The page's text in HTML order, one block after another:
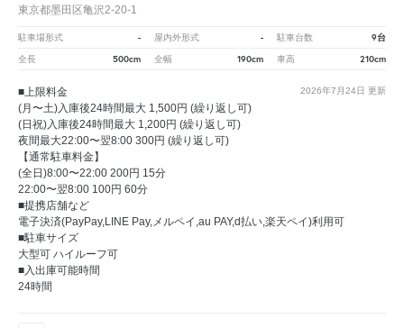
東京都墨田区亀沢2-20-1
駐車場形式 - 屋内外形式 - 駐車台数 9台
全長 500cm 全幅 190cm 車高 210cm
2026年7月24日 更新
■上限料金
(月〜土)入庫後24時間最大 1,500円 (繰り返し可)
(日祝)入庫後24時間最大 1,200円 (繰り返し可)
夜間最大22:00〜翌8:00 300円 (繰り返し可)
【通常駐車料金】
(全日)8:00〜22:00 200円 15分
22:00〜翌8:00 100円 60分
■提携店舗など
電子決済(PayPay,LINE Pay,メルペイ,au PAY,d払い,楽天ペイ)利用可
■駐車サイズ
大型可 ハイルーフ可
■入出庫可能時間
24時間